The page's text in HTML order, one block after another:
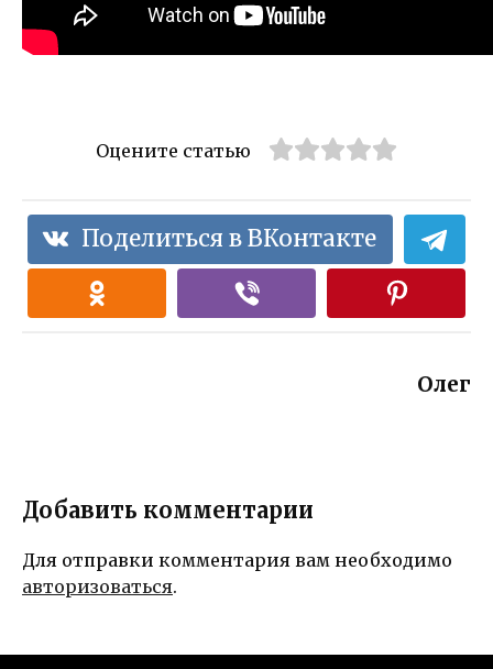
Оцените статью
Поделиться в ВКонтакте
Олег
Добавить комментарии
Для отправки комментария вам необходимо
авторизоваться.